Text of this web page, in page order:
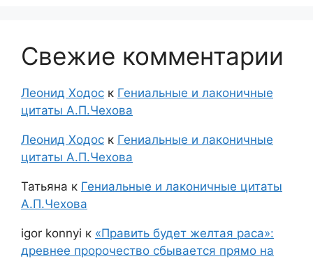
Свежие комментарии
Леонид Ходос к Гениальные и лаконичные
цитаты А.П.Чехова
Леонид Ходос к Гениальные и лаконичные
цитаты А.П.Чехова
Татьяна к Гениальные и лаконичные цитаты
А.П.Чехова
igor konnyi к «Править будет желтая раса»:
древнее пророчество сбывается прямо на